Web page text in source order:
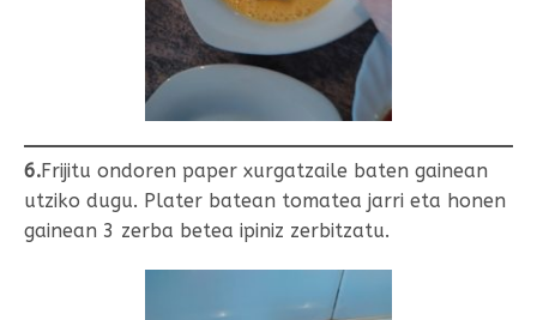
6.Frijitu ondoren paper xurgatzaile baten gainean
utziko dugu. Plater batean tomatea jarri eta honen
gainean 3 zerba betea ipiniz zerbitzatu.